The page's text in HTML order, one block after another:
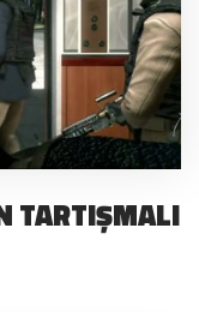
TARTIŞMALI